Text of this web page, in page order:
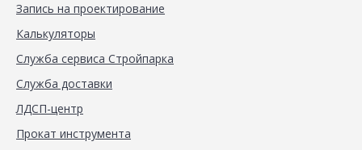
Запись на проектирование
Калькуляторы
Служба сервиса Стройпарка
Служба доставки
ЛДСП-центр
Прокат инструмента